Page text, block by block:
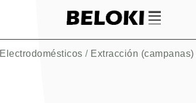
Electrodomésticos / Extracción (campanas)